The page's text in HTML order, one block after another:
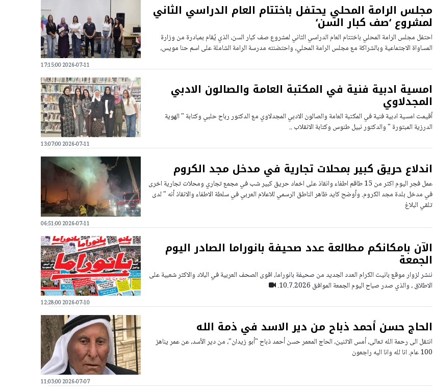
مجلس الرامة المحلي يحتفل باختتام العام الدراسي الثاني
لمشروع ‘صف كبار السن‘
احتفل مجلس الرامة المحلي باختتام العام الدراسي الثاني لمشروع صف كبار السن، الذي يُقام بمبادرة من وزارة
المساواة الاجتماعية وبالشراكة مع مجلس الرامة المحلي، واحتضنته مدرسة الرامة الشاملة على اسم حنا مويس،
2026-07-11 17:15:00
امسية ادبية فنية في المكتبة العامة والصالون الادبي
المجدلاوي
أقيمت امسية ادبية فنية في المكتبة العامة والصالون الادبي المجدلاوي مع الدكتور رباح حلبي وكتابة " الهوية
الدرزية المبتورة " والدكتور نبيل طنوس وكتابة الانقلاب ..
2026-07-11 13:07:00
اندلاع حريق كبير بمحلات تجارية في مدخل مجد الكروم
عمل فجر اليوم اكثر من 15 طاقم اطفاء وانقاذ على اخماد حريق كبير شب في مجمع تجاري ومحلات تجارية اخرى
في مدخل بلدة مجد الكروم. وأوضح كايد ظاهر الناطق الرسمي للاعلام العربي في سلطة الاطفاء والانقاذ أنه " لدى
تلقي البلاغ
2026-07-11 06:51:00
الآن بامكانكم مطالعة عدد صحيفة بانوراما الصادر اليوم
الجمعة
ننشر لزوار موقع بانيت الكرام العدد الجديد من صحيفة بانوراما، اقوى الصحف العربية في البلاد والاكثر شعبية على
الاطلاق ، والذي صدر صباح اليوم الجمعة الموافق 10.7.2026.
2026-07-10 12:28:00
الحاج حسن أحمد ذباح من دير الاسد في ذمة الله
انتقل الى رحمة الله تعالى، أمس الاثنين، الحاج المعمر حسن أحمد ذباح "أبو زيدان"، من دير الأسد، عن عمر يناهز
100 عام. انا لله وانا اليه راجعون
2026-07-07 11:03:00